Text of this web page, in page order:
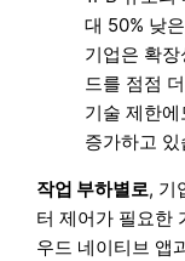
대 50% 낮
기업은 확
드를 점점
기술 제한
증가하고 있
작업 부하별로, 기
터 제어가 필요한
우드 네이티브 앱